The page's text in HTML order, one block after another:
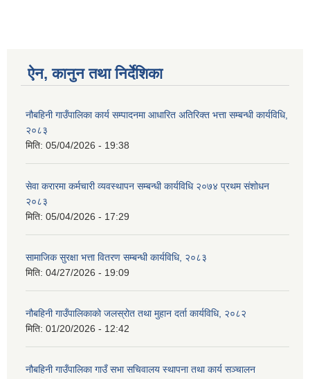
ऐन, कानुन तथा निर्देशिका
नौबहिनी गाउँपालिका कार्य सम्पादनमा आधारित अतिरिक्त भत्ता सम्बन्धी कार्यविधि,
२०८३
मिति: 05/04/2026 - 19:38
सेवा करारमा कर्मचारी व्यवस्थापन सम्बन्धी कार्यविधि २०७४ प्रथम संशोधन
२०८३
मिति: 05/04/2026 - 17:29
सामाजिक सुरक्षा भत्ता वितरण सम्बन्धी कार्यविधि, २०८३
मिति: 04/27/2026 - 19:09
नौबहिनी गाउँपालिकाको जलस्रोत तथा मुहान दर्ता कार्यविधि, २०८२
मिति: 01/20/2026 - 12:42
नौबहिनी गाउँपालिका गाउँ सभा सचिवालय स्थापना तथा कार्य सञ्चालन